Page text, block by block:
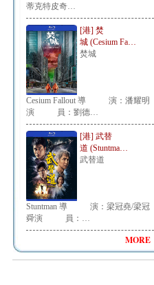
蒂克特皮奇…
[港] 焚
城 (Cesium Fa…
焚城
Cesium Fallout 導 演：潘耀明
演 員：劉德…
[港] 武替
道 (Stuntma…
武替道
Stuntman 導 演：梁冠堯/梁冠
舜演 員：…
MORE